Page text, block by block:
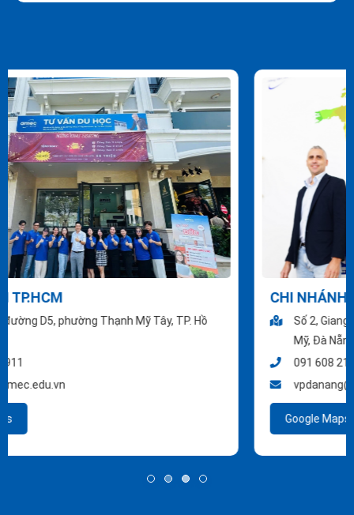
CHI NHÁNH ĐÀ NẴNG
Số 2, Giang Châu 1, đô thị Nam cầu Tuyên Sơn, Khuê
vpdanang@amec.edu.vn